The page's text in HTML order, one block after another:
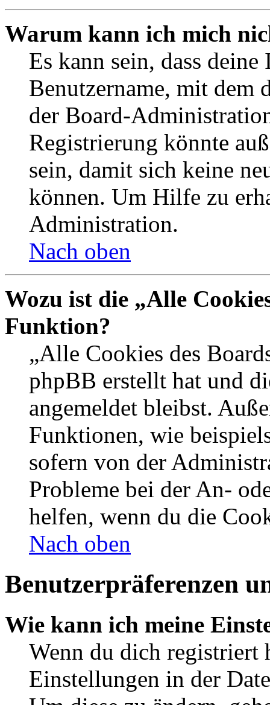
Warum kann ich mich
Es kann sein, dass
Benutzername, mit dem
der Board-
Registrierung könnte
sein, damit sich keine
können. Um Hilfe zu
Administration.
Nach oben
Wozu ist die „Alle
Funktion?
„Alle Cookies des
phpBB erstellt hat und
angemeldet bleibst.
Funktionen, wie
sofern von der
Probleme bei der An-
helfen, wenn du die
Nach oben
Benutzerpräferenzen
Wie kann ich meine
Wenn du dich registriert
Einstellungen in der